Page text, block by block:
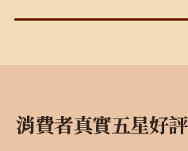
消費者真實五星好評